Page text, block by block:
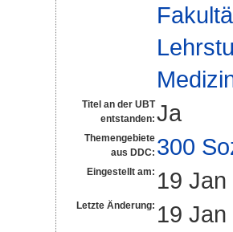
Titel an der UBT
entstanden: Ja
Themengebiete
aus DDC: 300
Eingestellt am: 19 Jan
Letzte Änderung: 19 Jan